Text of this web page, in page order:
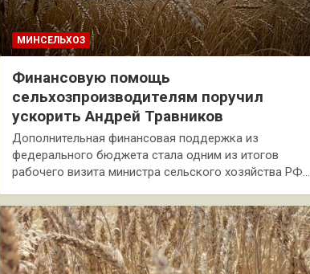
МИНСЕЛЬХОЗ
Финансовую помощь
сельхозпроизводителям поручил
ускорить Андрей Травников
Дополнительная финансовая поддержка из
федерального бюджета стала одним из итогов
рабочего визита министра сельского хозяйства РФ…